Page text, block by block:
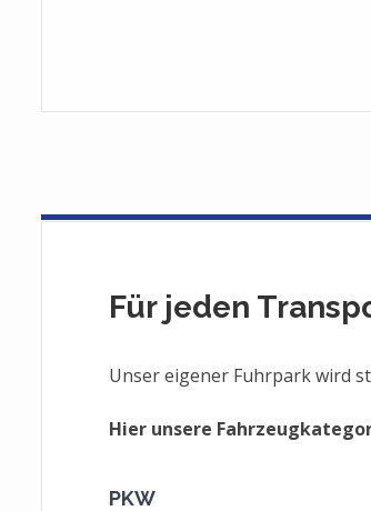
Für jeden
Unser eigener Fuhrpark wird
Hier unsere
PKW